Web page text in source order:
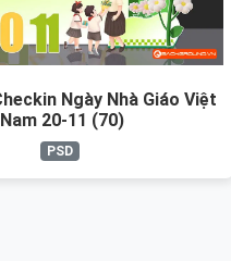
Ngày Nhà Giáo Việt
Nam 20-11 (70)
PSD